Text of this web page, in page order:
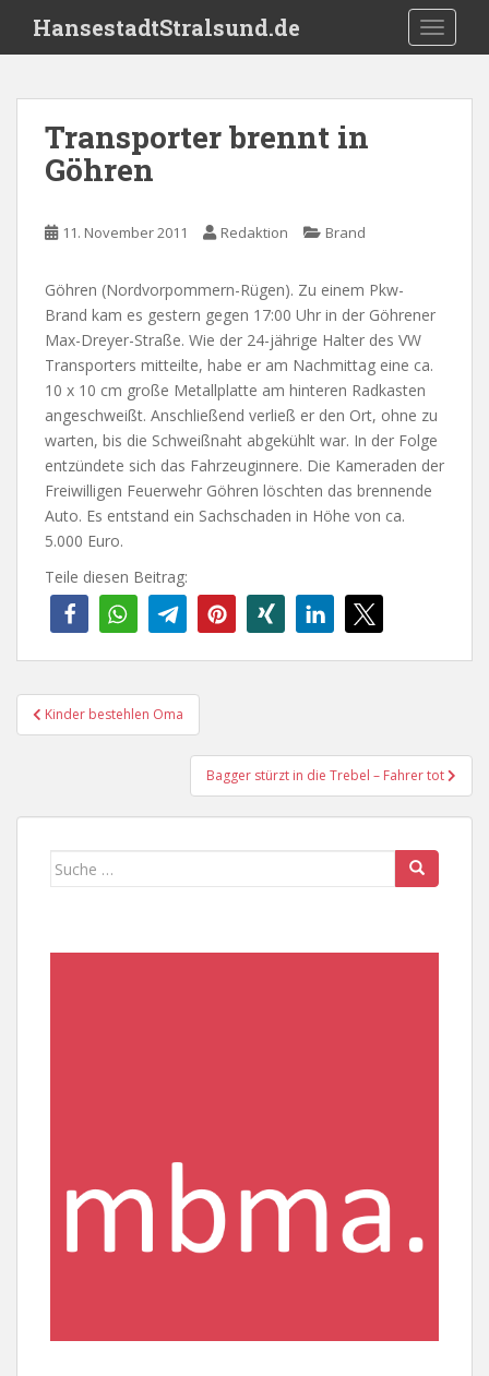
i
HansestadtStralsund.de
Transporter brennt in
Göhren
11. November 2011 Redaktion Brand
Göhren (Nordvorpommern-Rügen). Zu einem Pkw-
Brand kam es gestern gegen 17:00 Uhr in der Göhrener
Max-Dreyer-Straße. Wie der 24-jährige Halter des VW
Transporters mitteilte, habe er am Nachmittag eine ca.
10 x 10 cm große Metallplatte am hinteren Radkasten
angeschweißt. Anschließend verließ er den Ort, ohne zu
warten, bis die Schweißnaht abgekühlt war. In der Folge
entzündete sich das Fahrzeuginnere. Die Kameraden der
Freiwilligen Feuerwehr Göhren löschten das brennende
Auto. Es entstand ein Sachschaden in Höhe von ca.
5.000 Euro.
Teile diesen Beitrag:
Beitragsnavigation
Kinder bestehlen Oma
Bagger stürzt in die Trebel – Fahrer tot
Suche